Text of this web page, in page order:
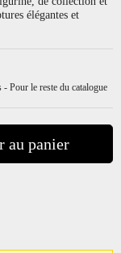
élégantes et
Pour le reste du catalogue
au panier